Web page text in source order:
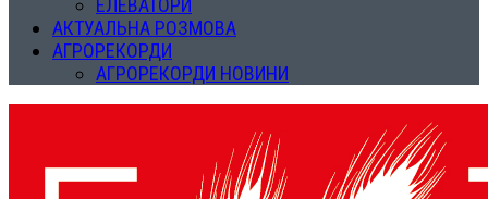
ЕЛЕВАТОРИ
АКТУАЛЬНА РОЗМОВА
АГРОРЕКОРДИ
АГРОРЕКОРДИ НОВИНИ